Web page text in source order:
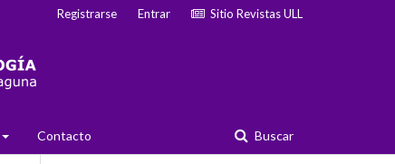
Contacto Buscar
Registrarse Entrar Sitio Revistas ULL